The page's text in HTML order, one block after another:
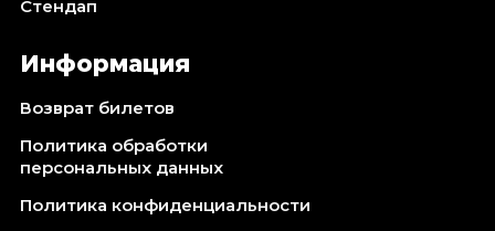
Стендап
Информация
Возврат билетов
Политика обработки
персональных данных
Политика конфиденциальности